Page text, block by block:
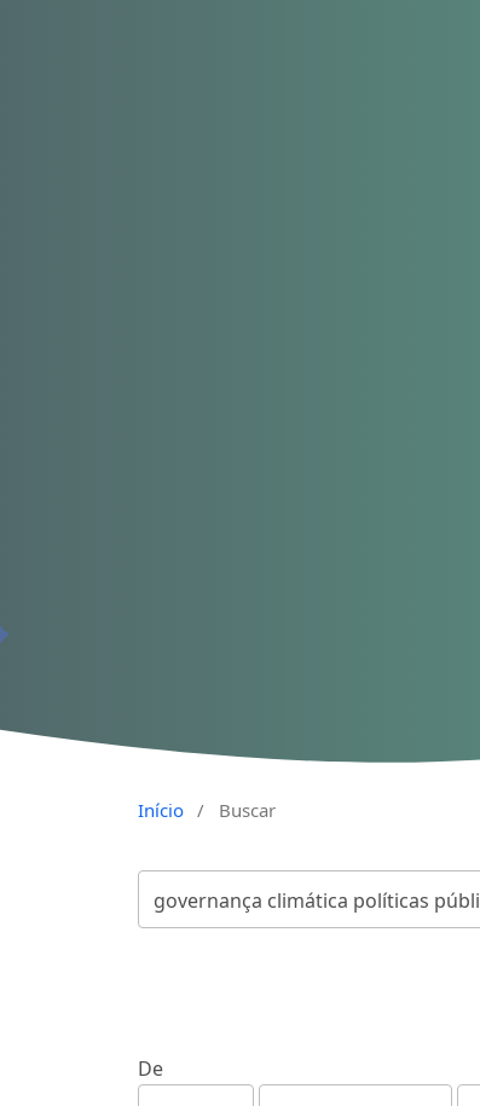
Início / Buscar
De